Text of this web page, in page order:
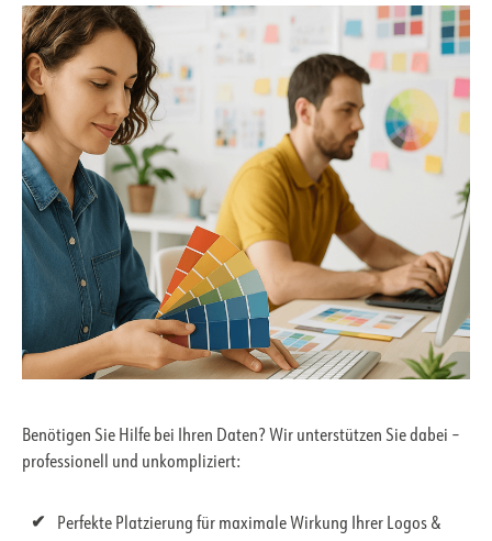
Benötigen Sie Hilfe bei Ihren Daten? Wir unterstützen Sie dabei –
professionell und unkompliziert:
Perfekte Platzierung für maximale Wirkung Ihrer Logos &